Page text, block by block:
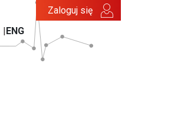
ENG
Zaloguj się